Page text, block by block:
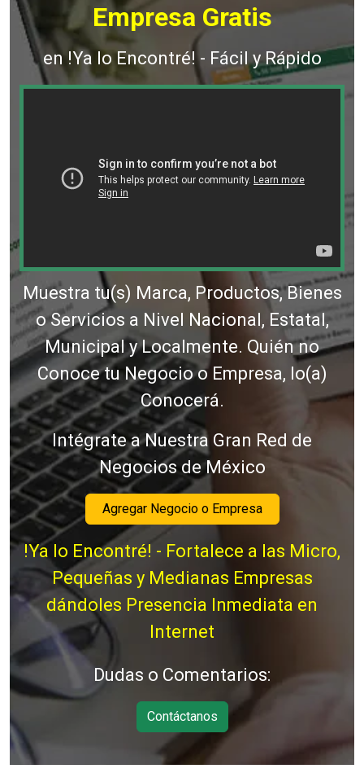
Empresa Gratis
en !Ya lo Encontré! - Fácil y Rápido
Muestra tu(s) Marca, Productos, Bienes
o Servicios a Nivel Nacional, Estatal,
Municipal y Localmente. Quién no
Conoce tu Negocio o Empresa, lo(a)
Conocerá.
Intégrate a Nuestra Gran Red de
Negocios de México
Agregar Negocio o Empresa
!Ya lo Encontré! - Fortalece a las Micro,
Pequeñas y Medianas Empresas
dándoles Presencia Inmediata en
Internet
Dudas o Comentarios:
Contáctanos